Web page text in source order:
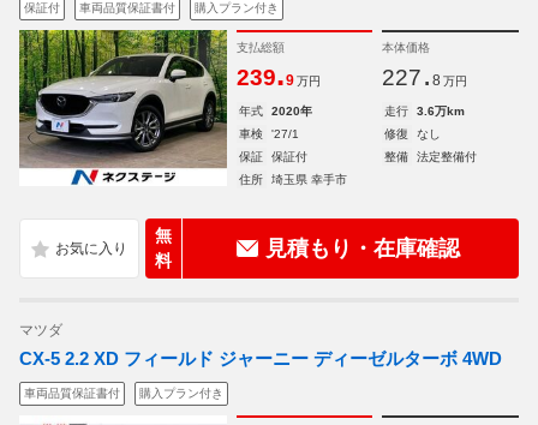
保証付 車両品質保証書付 購入プラン付き
支払総額
239.9 万円
本体価格
227. 8 万円
年式 2020年 走行
3.6万km
車検
'27/1 修復
なし
保証
保証付 整備
法定整備付
住所
埼玉県 幸手市
無
料
見積もり・在庫確認
マツダ
CX-5 2.2 XD フィールド ジャーニー ディーゼルターボ 4WD
車両品質保証書付 購入プラン付き